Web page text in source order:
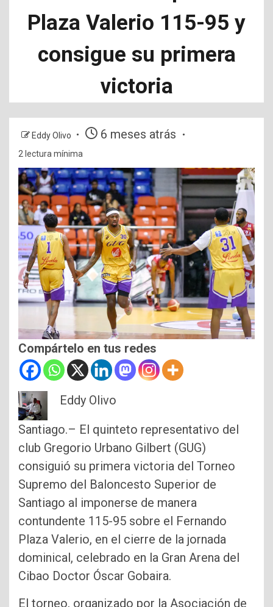
Plaza Valerio 115-95 y
consigue su primera
victoria
Eddy Olivo 6 meses atrás
2 lectura mínima
Compártelo en tus redes
Eddy Olivo
Santiago.– El quinteto representativo del
club Gregorio Urbano Gilbert (GUG)
consiguió su primera victoria del Torneo
Supremo del Baloncesto Superior de
Santiago al imponerse de manera
contundente 115-95 sobre el Fernando
Plaza Valerio, en el cierre de la jornada
dominical, celebrado en la Gran Arena del
Cibao Doctor Óscar Gobaira.
El torneo, organizado por la Asociación de